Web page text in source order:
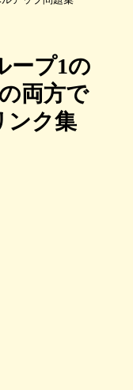
ープ1の
両方で
ンク集